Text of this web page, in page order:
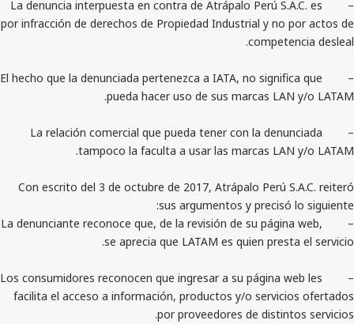
– La denuncia interpuesta en contra de Atrápalo Perú
por infracción de derechos de Propiedad Industrial y
– El hecho que la denunciada pertenezca a IATA, no
pueda hacer uso de sus marcas
– La relación comercial que pueda tener con la
tampoco la faculta a usar las marcas
Con escrito del 3 de octubre de 2017, Atrápalo
sus argumentos y
– La denunciante reconoce que, de la revisión de su
se aprecia que LATAM es quien
– Los consumidores reconocen que ingresar a su página
facilita el acceso a información, productos y/o
por proveedores de